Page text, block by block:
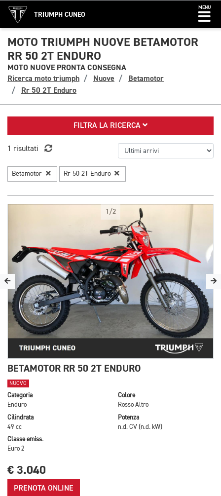
TRIUMPH CUNEO
MENU
MOTO TRIUMPH NUOVE BETAMOTOR
RR 50 2T ENDURO
MOTO NUOVE PRONTA CONSEGNA
Ricerca moto triumph
Nuove
Betamotor
Rr 50 2T Enduro
FILTRA LA RICERCA
1 risultati
Betamotor Rr 50 2T Enduro
1/2
BETAMOTOR RR 50 2T ENDURO
NUOVO
Categoria
Enduro
Colore
Rosso Altro
Cilindrata
49 cc
Potenza
n.d. CV (n.d. kW)
Classe emiss.
Euro 2
€ 3.040
PRENOTA ONLINE